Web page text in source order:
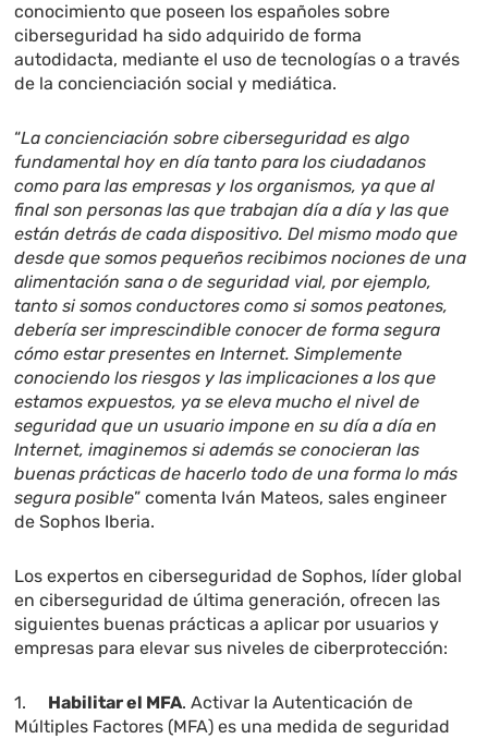
conocimiento que poseen los españoles sobre
ciberseguridad ha sido adquirido de forma
autodidacta, mediante el uso de tecnologías o a través
de la concienciación social y mediática.
“La concienciación sobre ciberseguridad es algo
fundamental hoy en día tanto para los ciudadanos
como para las empresas y los organismos, ya que al
final son personas las que trabajan día a día y las que
están detrás de cada dispositivo. Del mismo modo que
desde que somos pequeños recibimos nociones de una
alimentación sana o de seguridad vial, por ejemplo,
tanto si somos conductores como si somos peatones,
debería ser imprescindible conocer de forma segura
cómo estar presentes en Internet. Simplemente
conociendo los riesgos y las implicaciones a los que
estamos expuestos, ya se eleva mucho el nivel de
seguridad que un usuario impone en su día a día en
Internet, imaginemos si además se conocieran las
buenas prácticas de hacerlo todo de una forma lo más
segura posible” comenta Iván Mateos, sales engineer
de Sophos Iberia.
Los expertos en ciberseguridad de Sophos, líder global
en ciberseguridad de última generación, ofrecen las
siguientes buenas prácticas a aplicar por usuarios y
empresas para elevar sus niveles de ciberprotección:
1. Habilitar el MFA. Activar la Autenticación de
Múltiples Factores (MFA) es una medida de seguridad